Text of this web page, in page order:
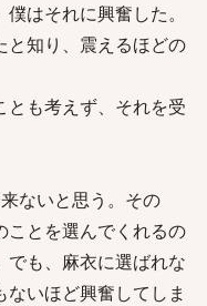
はそれに興奮した。
と知り、震えるほどの
も考えず、それを受
ないと思う。その
とを選んでくれるの
も、麻衣に選ばれな
いほど興奮してしま